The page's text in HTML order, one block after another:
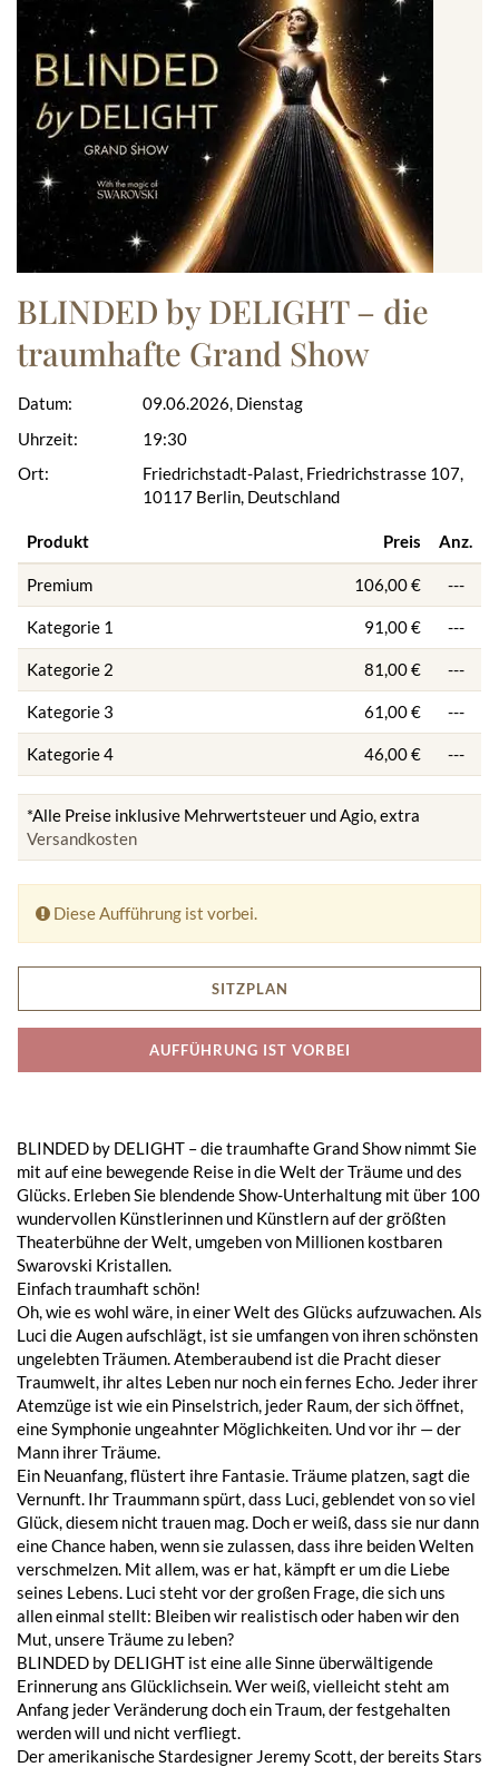
BLINDED by DELIGHT – die
traumhafte Grand Show
Datum:
Uhrzeit:
Ort:
09.06.2026, Dienstag
19:30
Friedrichstadt-Palast, Friedrichstrasse 107,
10117 Berlin, Deutschland
Produkt Preis Anz.
Premium 106,00 € ---
Kategorie 1 91,00 € ---
Kategorie 2 81,00 € ---
Kategorie 3 61,00 € ---
Kategorie 4 46,00 € ---
*Alle Preise inklusive Mehrwertsteuer und Agio, extra
Versandkosten
Diese Aufführung ist vorbei.
SITZPLAN
AUFFÜHRUNG IST VORBEI
BLINDED by DELIGHT – die traumhafte Grand Show nimmt Sie
mit auf eine bewegende Reise in die Welt der Träume und des
Glücks. Erleben Sie blendende Show-Unterhaltung mit über 100
wundervollen Künstlerinnen und Künstlern auf der größten
Theaterbühne der Welt, umgeben von Millionen kostbaren
Swarovski Kristallen.
Einfach traumhaft schön!
Oh, wie es wohl wäre, in einer Welt des Glücks aufzuwachen. Als
Luci die Augen aufschlägt, ist sie umfangen von ihren schönsten
ungelebten Träumen. Atemberaubend ist die Pracht dieser
Traumwelt, ihr altes Leben nur noch ein fernes Echo. Jeder ihrer
Atemzüge ist wie ein Pinselstrich, jeder Raum, der sich öffnet,
eine Symphonie ungeahnter Möglichkeiten. Und vor ihr — der
Mann ihrer Träume.
Ein Neuanfang, flüstert ihre Fantasie. Träume platzen, sagt die
Vernunft. Ihr Traummann spürt, dass Luci, geblendet von so viel
Glück, diesem nicht trauen mag. Doch er weiß, dass sie nur dann
eine Chance haben, wenn sie zulassen, dass ihre beiden Welten
verschmelzen. Mit allem, was er hat, kämpft er um die Liebe
seines Lebens. Luci steht vor der großen Frage, die sich uns
allen einmal stellt: Bleiben wir realistisch oder haben wir den
Mut, unsere Träume zu leben?
BLINDED by DELIGHT ist eine alle Sinne überwältigende
Erinnerung ans Glücklichsein. Wer weiß, vielleicht steht am
Anfang jeder Veränderung doch ein Traum, der festgehalten
werden will und nicht verfliegt.
Der amerikanische Stardesigner Jeremy Scott, der bereits Stars